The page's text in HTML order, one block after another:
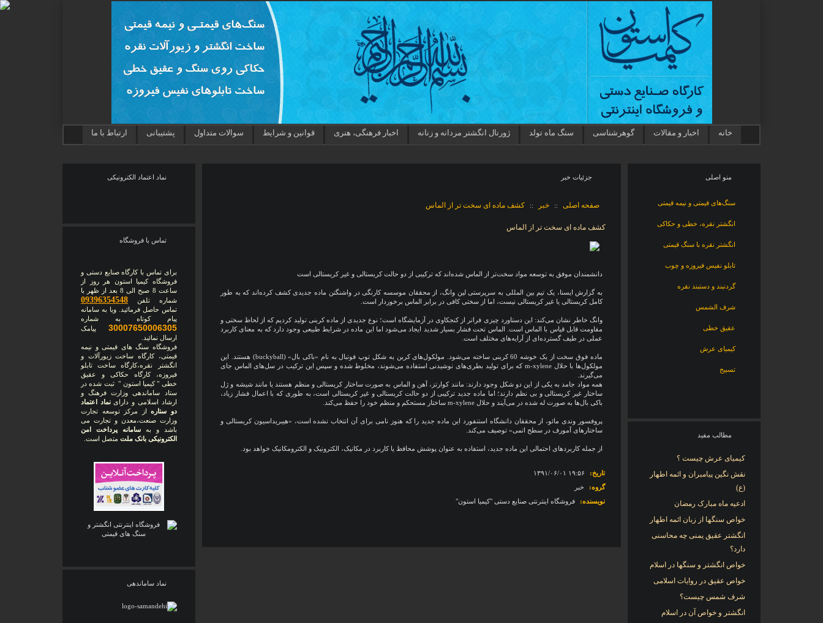
خانه اخبار و مقالات گوهرشناسی سنگ ماه تولد ژورنال انگشتر مردانه و زنانه اخبار فرهنگی، هنری قوانین و شرایط سوالات متداول پشتیبانی ارتباط با ما
منو اصلی
سنگ‌های قیمتی و نیمه قیمتی
انگشتر نقره، خطی و حکاکی
انگشتر نقره با سنگ قیمتی
تابلو نفیس فیروزه و چوب
گردنبند و دستبند نقره
شرف الشمس
عقیق خطی
کیمیای عرش
تسبیح
مطالب مفید
کیمیای عرش چیست ؟
نقش نگین پیامبران و ائمه اطهار
(ع)
ادعیه ماه مبارک رمضان
خواص سنگها از زبان ائمه اطهار
انگشتر عقیق یمنی چه محاسنی
دارد؟
خواص انگشتر و سنگها در اسلام
خواص عقیق در روایات اسلامی
شرف شمس چیست؟
انگشتر و خواص آن در اسلام
جزئيات خبر
صفحه اصلی :: خبر :: کشف ماده ای سخت تر از الماس
کشف ماده ای سخت تر از الماس
دانشمندان موفق به توسعه مواد سخت‌تر از الماس شده‌اند که ترکیبی از دو حالت کریستالی و غیر کریستالی است
به گزارش ایسنا، یک تیم بین المللی به سرپرستی لین وانگ، از محققان موسسه کارنگی در واشنگتن ماده جدیدی کشف کرده‌اند که به طور
کامل کریستالی یا غیر کریستالی نیست، اما از سختی کافی در برابر الماس برخوردار است.
وانگ خاطر نشان می‌کند: این دستاورد چیزی فراتر از کنجکاوی در آزمایشگاه است؛ نوع جدیدی از ماده کربنی تولید کردیم که از لحاظ سختی و
مقاومت قابل قیاس با الماس است. الماس تحت فشار بسیار شدید ایجاد می‌شود اما این ماده در شرایط طبیعی وجود دارد که به معنای کاربرد
عملی در طیف گسترده‌ای از آرایه‌های مختلف است.
ماده فوق سخت از یک خوشه 60 کربنی ساخته می‌شود. مولکول‌های کربن به شکل توپ فوتبال به نام «باکی بال» (buckyball)‌ هستند. این
مولکول‌ها با حلال m-xylene که برای تولید بطری‌های نوشیدنی استفاده می‌شوند، مخلوط شده و سپس این ترکیب در سل‌های الماس جای
می‌گیرند.
همه مواد جامد به یکی از این دو شکل وجود دارند: مانند کوارتز، آهن و الماس به صورت ساختار کریستالی و منظم هستند یا مانند شیشه و ژل
ساختار غیر کریستالی و بی نظم دارند؛ اما ماده جدید ترکیبی از دو حالت کریستالی و غیر کریستالی است، به طوری که با اعمال فشار زیاد،
باکی بال‌ها به صورت له شده در می‌آیند و حلال m-xylene‌ ساختار مستحکم و منظم خود را حفظ می‌کند.
پروفسور وندی مائو، از محققان دانشگاه استنفورد این ماده جدید را که هنوز نامی برای آن انتخاب نشده است، «هیبریداسیون کریستالی و
ساختارهای آمورف در سطح اتمی» توصیف می‌کند.
از جمله کاربردهای احتمالی این ماده جدید، استفاده به عنوان پوشش محافظ یا کاربرد در مکانیک، الکترونیک و الکترومکانیک خواهد بود.
تاریخ:
گروه:
خبر
نویسنده:
فروشگاه اینترنتی صنایع دستی "کیمیا استون"
نماد اعتماد الکترونیکی
تماس با فروشگاه
برای تماس با کارگاه صنایع دستی و
فروشگاه کیمیا استون هر روز از
ساعت 8 صبح الی 8 بعد از ظهر با
شماره تلفن 09396354548
تماس حاصل فرمائید. ویا به سامانه
پیام کوتاه به شماره
30007650006305 پیامک
ارسال نمائید.
فروشگاه سنگ های قیمتی و نیمه
قیمتی، کارگاه ساخت زیورآلات و
انگشتر نقره،کارگاه ساخت تابلو
فیروزه، کارگاه حکاکی و عقیق
خطی " کیمیا استون " ثبت شده در
ستاد ساماندهی وزارت فرهنگ و
ارشاد اسلامی و داراینماد اعتماد
دو ستاره از مرکز توسعه تجارت
وزارت صنعت،معدن و تجارت می
باشد و بهسامانه پرداخت امن
الکترونیکی بانک ملت متصل است.
نماد ساماندهی